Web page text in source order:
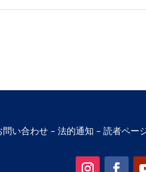
問い合わせ – 法的通知 – 読者ペー